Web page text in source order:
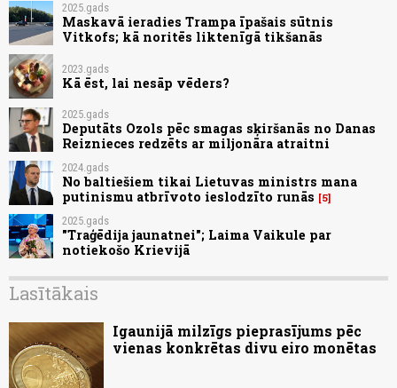
2025.gads
Maskavā ieradies Trampa īpašais sūtnis
Vitkofs; kā noritēs liktenīgā tikšanās
2023.gads
Kā ēst, lai nesāp vēders?
2025.gads
Deputāts Ozols pēc smagas sķiršanās no Danas
Reiznieces redzēts ar miljonāra atraitni
2024.gads
No baltiešiem tikai Lietuvas ministrs mana
putinismu atbrīvoto ieslodzīto runās
5
2025.gads
"Traģēdija jaunatnei"; Laima Vaikule par
notiekošo Krievijā
Lasītākais
Igaunijā milzīgs pieprasījums pēc
vienas konkrētas divu eiro monētas